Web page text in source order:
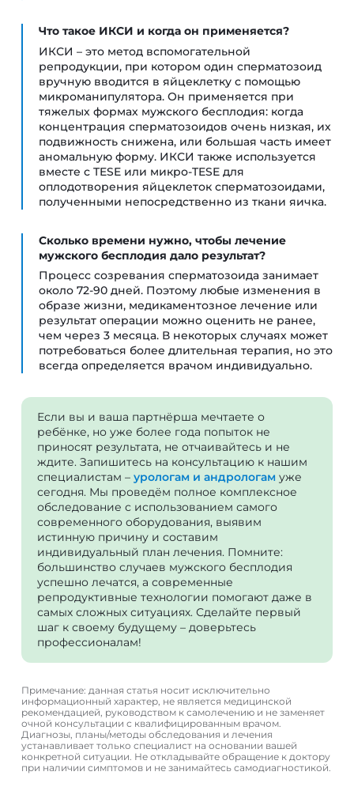
Что такое ИКСИ и когда он применяется?
ИКСИ – это метод вспомогательной
репродукции, при котором один сперматозоид
вручную вводится в яйцеклетку с помощью
микроманипулятора. Он применяется при
тяжелых формах мужского бесплодия: когда
концентрация сперматозоидов очень низкая, их
подвижность снижена, или большая часть имеет
аномальную форму. ИКСИ также используется
вместе с TESE или микро-TESE для
оплодотворения яйцеклеток сперматозоидами,
полученными непосредственно из ткани яичка.
Сколько времени нужно, чтобы лечение
мужского бесплодия дало результат?
Процесс созревания сперматозоида занимает
около 72-90 дней. Поэтому любые изменения в
образе жизни, медикаментозное лечение или
результат операции можно оценить не ранее,
чем через 3 месяца. В некоторых случаях может
потребоваться более длительная терапия, но это
всегда определяется врачом индивидуально.
Если вы и ваша партнёрша мечтаете о
ребёнке, но уже более года попыток не
приносят результата, не отчаивайтесь и не
ждите. Запишитесь на консультацию к нашим
специалистам – урологам и андрологам уже
сегодня. Мы проведём полное комплексное
обследование с использованием самого
современного оборудования, выявим
истинную причину и составим
индивидуальный план лечения. Помните:
большинство случаев мужского бесплодия
успешно лечатся, а современные
репродуктивные технологии помогают даже в
самых сложных ситуациях. Сделайте первый
шаг к своему будущему – доверьтесь
профессионалам!
Примечание: данная статья носит исключительно
информационный характер, не является медицинской
рекомендацией, руководством к самолечению и не заменяет
очной консультации с квалифицированным врачом.
Диагнозы, планы/методы обследования и лечения
устанавливает только специалист на основании вашей
конкретной ситуации. Не откладывайте обращение к доктору
при наличии симптомов и не занимайтесь самодиагностикой.